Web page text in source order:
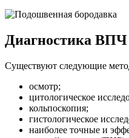
Диагностика ВПЧ
Существуют следующие
осмотр;
цитологическое
кольпоскопия;
гистологическое
наиболее точные и